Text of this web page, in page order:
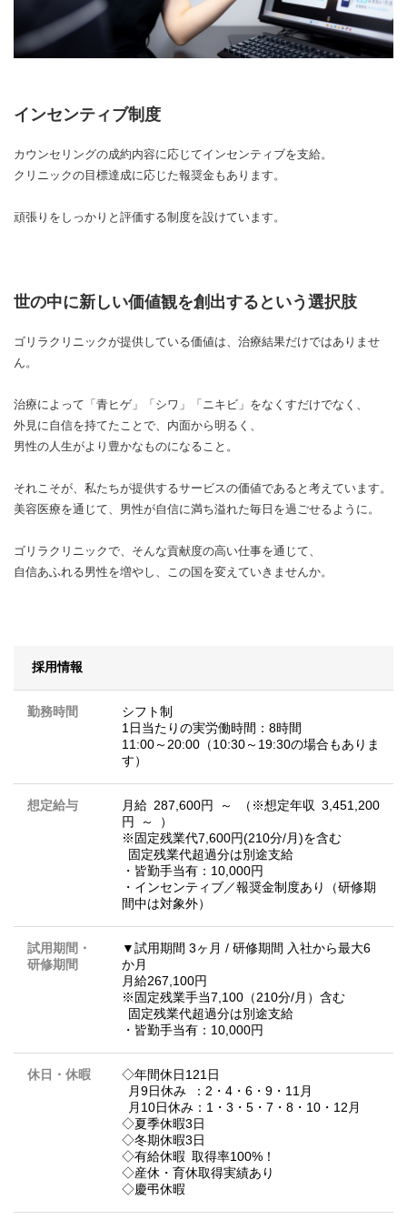
インセンティブ制度
カウンセリングの成約内容に応じてインセンティブを支給。
クリニックの目標達成に応じた報奨金もあります。
頑張りをしっかりと評価する制度を設けています。
世の中に新しい価値観を創出するという選択肢
ゴリラクリニックが提供している価値は、治療結果だけではありませ
ん。
治療によって「青ヒゲ」「シワ」「ニキビ」をなくすだけでなく、
外見に自信を持てたことで、内面から明るく、
男性の人生がより豊かなものになること。
それこそが、私たちが提供するサービスの価値であると考えています。
美容医療を通じて、男性が自信に満ち溢れた毎日を過ごせるように。
ゴリラクリニックで、そんな貢献度の高い仕事を通じて、
自信あふれる男性を増やし、この国を変えていきませんか。
採用情報
勤務時間
シフト制
1日当たりの実労働時間：8時間
11:00～20:00（10:30～19:30の場合もありま
す）
想定給与
月給 287,600円 ～ （※想定年収 3,451,200
円 ～ ）
※固定残業代7,600円(210分/月)を含む
固定残業代超過分は別途支給
・皆勤手当有：10,000円
・インセンティブ／報奨金制度あり（研修期
間中は対象外）
試用期間・
研修期間
▼試用期間 3ヶ月 / 研修期間 入社から最大6
か月
月給267,100円
※固定残業手当7,100（210分/月）含む
固定残業代超過分は別途支給
・皆勤手当有：10,000円
休日・休暇
◇年間休日121日
月9日休み ：2・4・6・9・11月
月10日休み：1・3・5・7・8・10・12月
◇夏季休暇3日
◇冬期休暇3日
◇有給休暇 取得率100%！
◇産休・育休取得実績あり
◇慶弔休暇